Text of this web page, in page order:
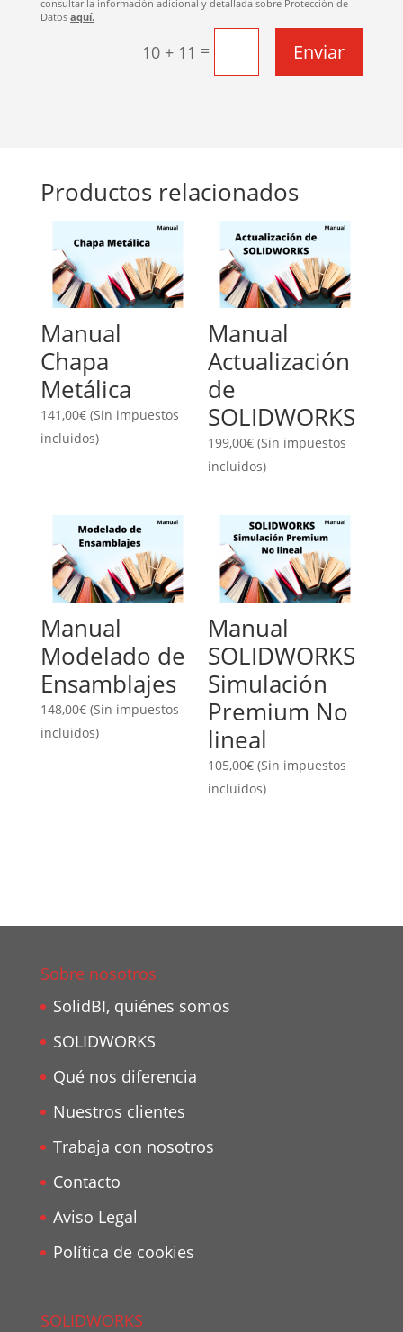
consultar la información adicional y detallada sobre Protección de
Datosaquí.
10 + 11 = Enviar
Productos relacionados
Manual
Chapa
Metálica
141,00€ (Sin impuestos
incluidos)
Manual
Actualización
de
SOLIDWORKS
199,00€ (Sin impuestos
incluidos)
Manual
Modelado de
Ensamblajes
148,00€ (Sin impuestos
incluidos)
Manual
SOLIDWORKS
Simulación
Premium No
lineal
105,00€ (Sin impuestos
incluidos)
Sobre nosotros
SolidBI, quiénes somos
SOLIDWORKS
Qué nos diferencia
Nuestros clientes
Trabaja con nosotros
Contacto
Aviso Legal
Política de cookies
SOLIDWORKS